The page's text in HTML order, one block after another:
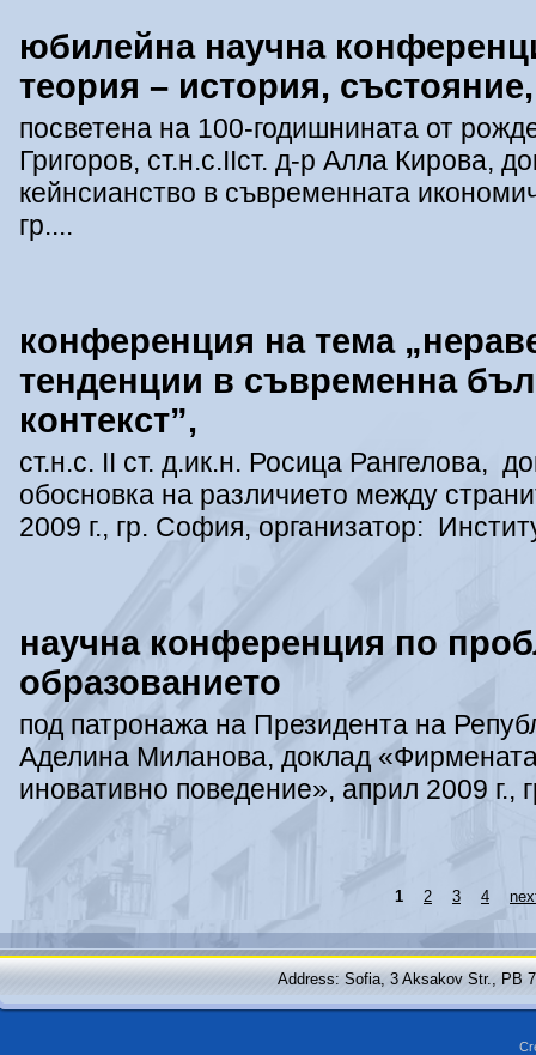
юбилейна научна
теория – история,
посветена на 100-годишнината от
Григоров, ст.н.с.ІІст. д-р Алла Кирова,
кейнсианство в съвременната
гр....
конференция на тема
тенденции в съвременна
контекст”,
ст.н.с. ІІ ст. д.ик.н. Росица Рангелова,
обосновка на различието между
2009 г., гр. София, организатор:
научна конференция по
образованието
под патронажа на Президента на
Аделина Миланова, доклад
иновативно поведение», април 2009 г.,
1 2 3 4
Address: Sofia, 3 Aksakov Str., PB